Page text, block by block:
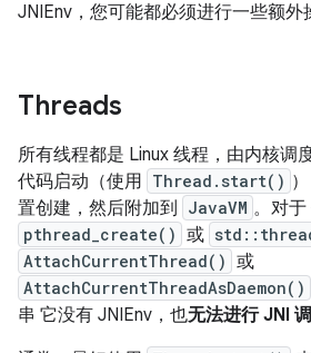
JNIEnv，您可能都必须进行一些额外
Threads
所有线程都是 Linux 线程，由内核调
代码启动（使用 Thread.start()
置创建，然后附加到
JavaVM 。对
pthread_create() 或
AttachCurrentThread() 或
AttachCurrentThreadAsDaemon()
串 它没有 JNIEnv，也无法进行 JNI